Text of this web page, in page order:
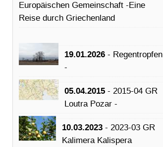
Europäischen Gemeinschaft -Eine
Reise durch Griechenland
19.01.2026- Regentropfen
-
05.04.2015- 2015-04 GR
Loutra Pozar -
10.03.2023- 2023-03 GR
Kalimera Kalispera